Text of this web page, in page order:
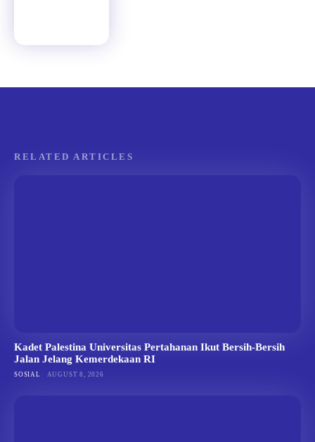
RELATED ARTICLES
Kadet Palestina Universitas Pertahanan Ikut Bersih-Bersih
Jalan Jelang Kemerdekaan RI
SOSIAL AUGUST 8, 2026